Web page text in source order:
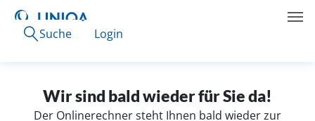
Suche Login
Wir sind bald wieder für Sie da!
Der Onlinerechner steht Ihnen bald wieder zur